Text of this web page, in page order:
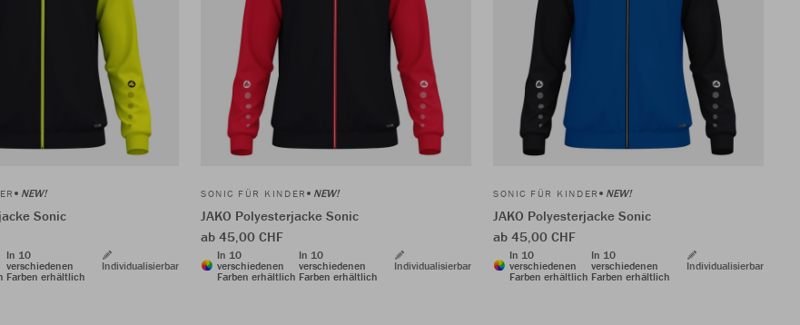
NEW!
Sonic
In 10
verschiedenen
Farben erhältlich
Individualisierbar
SONIC FÜR KINDER NEW!
JAKO Polyesterjacke Sonic
ab 45,00 CHF
In 10
verschiedenen
Farben erhältlich
In 10
verschiedenen
Farben erhältlich
Individualisierbar
SONIC FÜR KINDER NEW!
JAKO Polyesterjacke Sonic
ab 45,00 CHF
In 10
verschiedenen
Farben erhältlich
In 10
verschiedenen
Farben erhältlich
Individualisierbar